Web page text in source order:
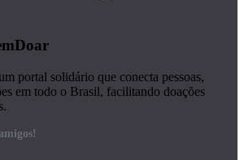
portal solidário que conecta pessoas,
em todo o Brasil, facilitando doações